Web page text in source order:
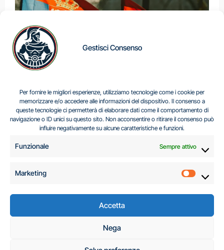
Gestisci Consenso
Per fornire le migliori esperienze, utilizziamo tecnologie come i cookie per
memorizzare e/o accedere alle informazioni del dispositivo. Il consenso a
queste tecnologie ci permetterà di elaborare dati come il comportamento di
navigazione o ID unici su questo sito. Non acconsentire o ritirare il consenso può
influire negativamente su alcune caratteristiche e funzioni.
Funzionale Sempre attivo
Marketing
Accetta
Nega
Centro Analisi e Studi Italus © Tutti i diritti riservati
C.A.S.I. – Centro
Analisi e Studi Italus